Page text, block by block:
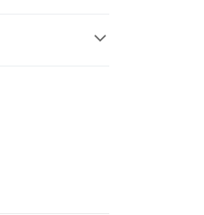
，確認付款後即